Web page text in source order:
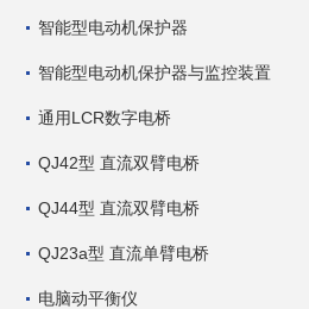
智能型电动机保护器
智能型电动机保护器与监控装置
通用LCR数字电桥
QJ42型 直流双臂电桥
QJ44型 直流双臂电桥
QJ23a型 直流单臂电桥
电脑动平衡仪